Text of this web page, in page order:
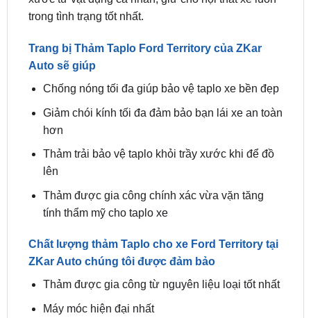
Trang bị Thảm Taplo Ford Territory của ZKar
Chống nóng tối đa giúp bảo vệ taplo xe bền đẹp
hơn
Thảm trải bảo vệ taplo khỏi trầy xước khi để đồ
lên
Thảm được gia công chính xác vừa vặn tăng
tính thẩm mỹ cho taplo xe
Chất lượng thảm Taplo cho xe Ford Territory tại
Thảm được gia công từ nguyên liệu loại tốt nhất